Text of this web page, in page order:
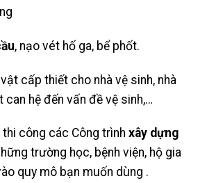
, nạo vét hố ga, bể phốt.
cấp thiết cho nhà vệ sinh, nhà
hệ đến vấn đề vệ sinh,…
công các Công trình xây dựng
trường học, bệnh viện, hộ gia
quy mô bạn muốn dùng .